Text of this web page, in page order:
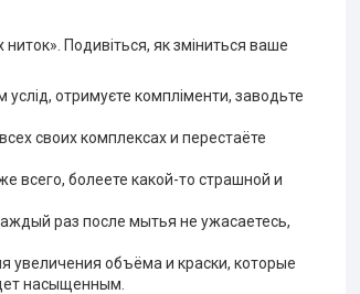
Подивіться, як зміниться ваше
отримуєте компліменти, заводьте
своих комплексах и перестаёте
всего, болеете какой-то страшной и
раз после мытья не ужасаетесь,
увеличения объёма и краски, которые
насыщенным.